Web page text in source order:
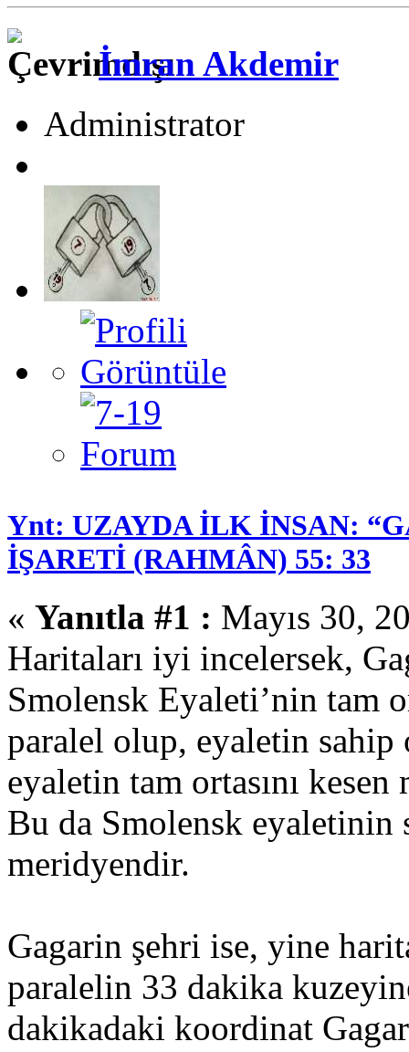
İmran Akdemir
Administrator
Ynt: UZAYDA İLK İNSAN:
İŞARETİ (RAHMÂN) 55: 33
« Yanıtla #1 : Mayıs 30,
Haritaları iyi incelersek,
Smolensk Eyaleti’nin tam
paralel olup, eyaletin
eyaletin tam ortasını
Bu da Smolensk eyaletinin
meridyendir.
Gagarin şehri ise, yine
paralelin 33 dakika
dakikadaki koordinat